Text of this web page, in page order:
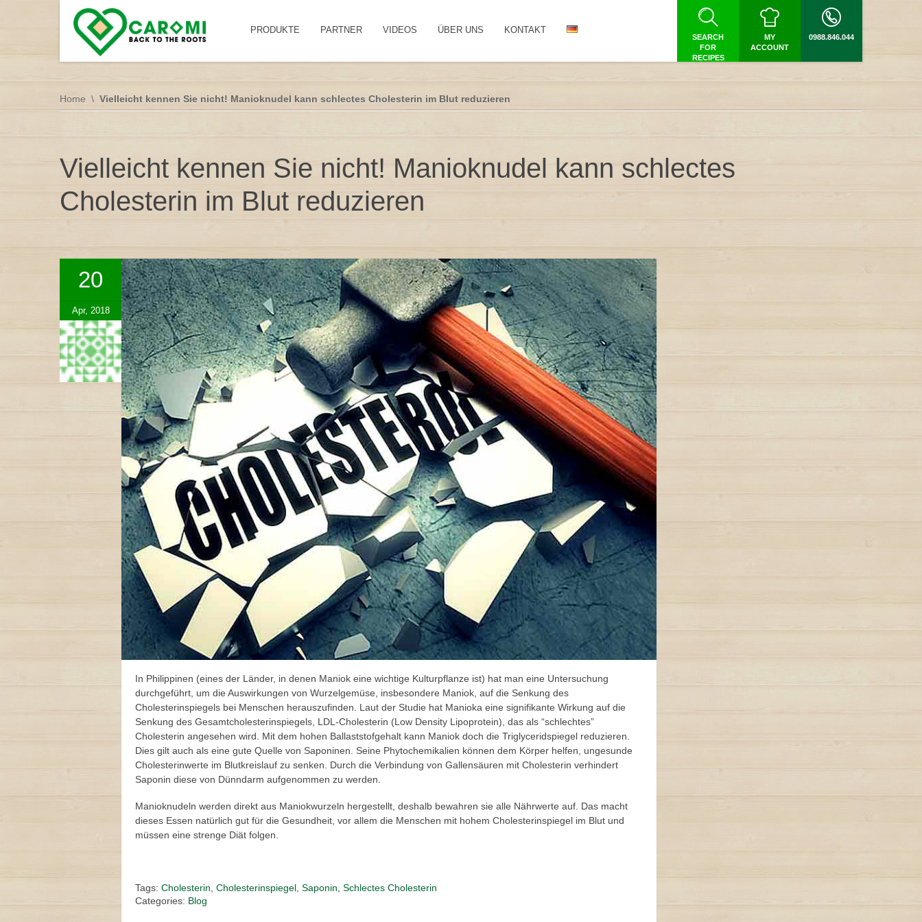
PRODUKTE PARTNER VIDEOS ÜBER UNS KONTAKT
SEARCH
FOR
RECIPES
MY
ACCOUNT
0988.846.044
Home Vielleicht kennen Sie nicht! Manioknudel kann schlectes Cholesterin im Blut reduzieren
Vielleicht kennen Sie nicht! Manioknudel kann schlectes
Cholesterin im Blut reduzieren
20
Apr, 2018
In Philippinen (eines der Länder, in denen Maniok eine wichtige Kulturpflanze ist) hat man eine Untersuchung
durchgeführt, um die Auswirkungen von Wurzelgemüse, insbesondere Maniok, auf die Senkung des
Cholesterinspiegels bei Menschen herauszufinden. Laut der Studie hat Manioka eine signifikante Wirkung auf die
Senkung des Gesamtcholesterinspiegels, LDL-Cholesterin (Low Density Lipoprotein), das als “schlechtes”
Cholesterin angesehen wird. Mit dem hohen Ballaststofgehalt kann Maniok doch die Triglyceridspiegel reduzieren.
Dies gilt auch als eine gute Quelle von Saponinen. Seine Phytochemikalien können dem Körper helfen, ungesunde
Cholesterinwerte im Blutkreislauf zu senken. Durch die Verbindung von Gallensäuren mit Cholesterin verhindert
Saponin diese von Dünndarm aufgenommen zu werden.
Manioknudeln werden direkt aus Maniokwurzeln hergestellt, deshalb bewahren sie alle Nährwerte auf. Das macht
dieses Essen natürlich gut für die Gesundheit, vor allem die Menschen mit hohem Cholesterinspiegel im Blut und
müssen eine strenge Diät folgen.
Tags: Cholesterin Cholesterinspiegel Saponin Schlectes Cholesterin
Categories: Blog